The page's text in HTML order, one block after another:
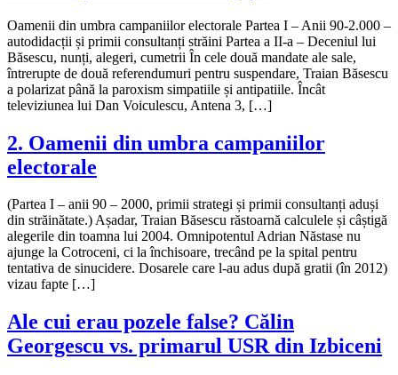
Oamenii din umbra campaniilor electorale Partea I – Anii 90-2.000 –
autodidacții și primii consultanți străini Partea a II-a – Deceniul lui
Băsescu, nunți, alegeri, cumetrii În cele două mandate ale sale,
întrerupte de două referendumuri pentru suspendare, Traian Băsescu
a polarizat până la paroxism simpatiile și antipatiile. Încât
televiziunea lui Dan Voiculescu, Antena 3, […]
2. Oamenii din umbra campaniilor
electorale
(Partea I – anii 90 – 2000, primii strategi și primii consultanți aduși
din străinătate.) Așadar, Traian Băsescu răstoarnă calculele și câștigă
alegerile din toamna lui 2004. Omnipotentul Adrian Năstase nu
ajunge la Cotroceni, ci la închisoare, trecând pe la spital pentru
tentativa de sinucidere. Dosarele care l-au adus după gratii (în 2012)
vizau fapte […]
Ale cui erau pozele false? Călin
Georgescu vs. primarul USR din Izbiceni